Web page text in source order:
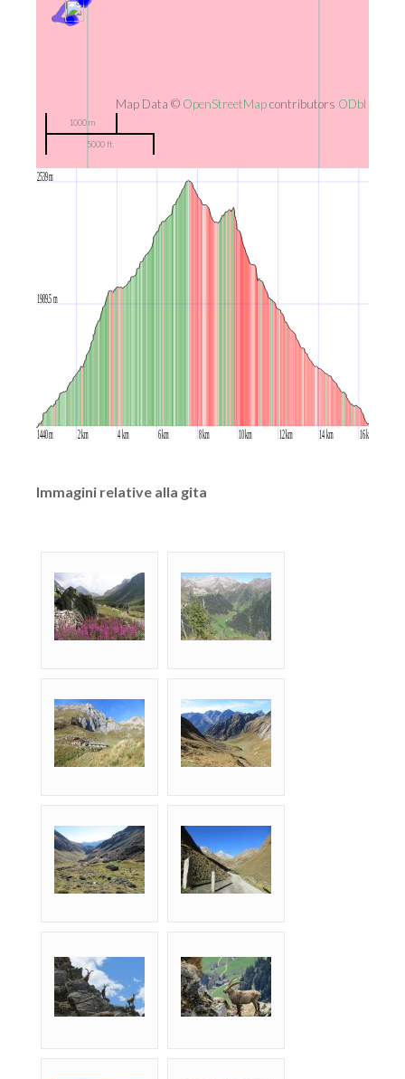
1000 m
5000 ft
Map Data © OpenStreetMapcontributors ODbl
Immagini relative alla gita